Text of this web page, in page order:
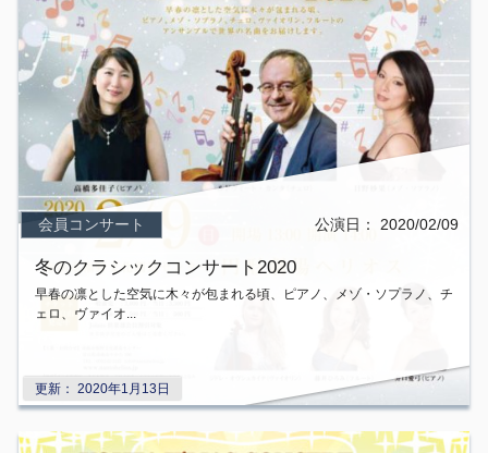
更新： 2020年1月13日
会員コンサート 公演日： 2020/02/09
冬のクラシックコンサート2020
早春の凛とした空気に木々が包まれる頃、ピアノ、メゾ・ソプラノ、チ
ェロ、ヴァイオ...